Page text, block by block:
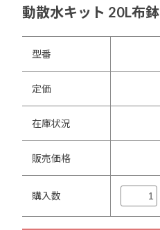
動散水キット 20L布鉢
型番
定価
在庫状況
販売価格
購入数